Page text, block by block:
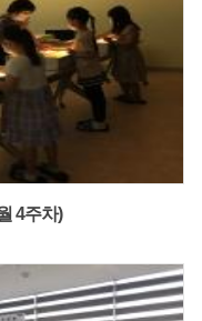
4주차)